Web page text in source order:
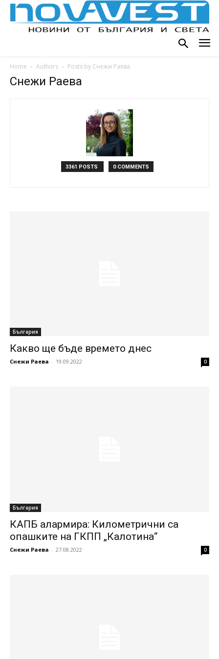
Home Authors Posts by Снежи Раева
Снежи Раева
3361 POSTS 0 COMMENTS
България
Какво ще бъде времето днес
Снежи Раева - 19.09.2022 0
България
КАПБ алармира: Километрични са
опашките на ГКПП „Калотина“
Снежи Раева - 27.08.2022 0